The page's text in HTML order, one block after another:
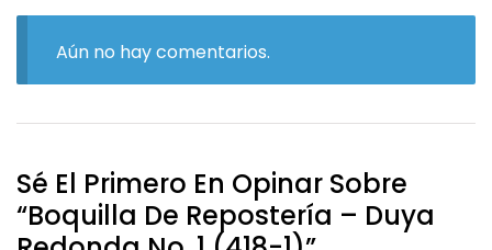
Aún no hay comentarios.
Sé El Primero En Opinar Sobre
“Boquilla De Repostería – Duya